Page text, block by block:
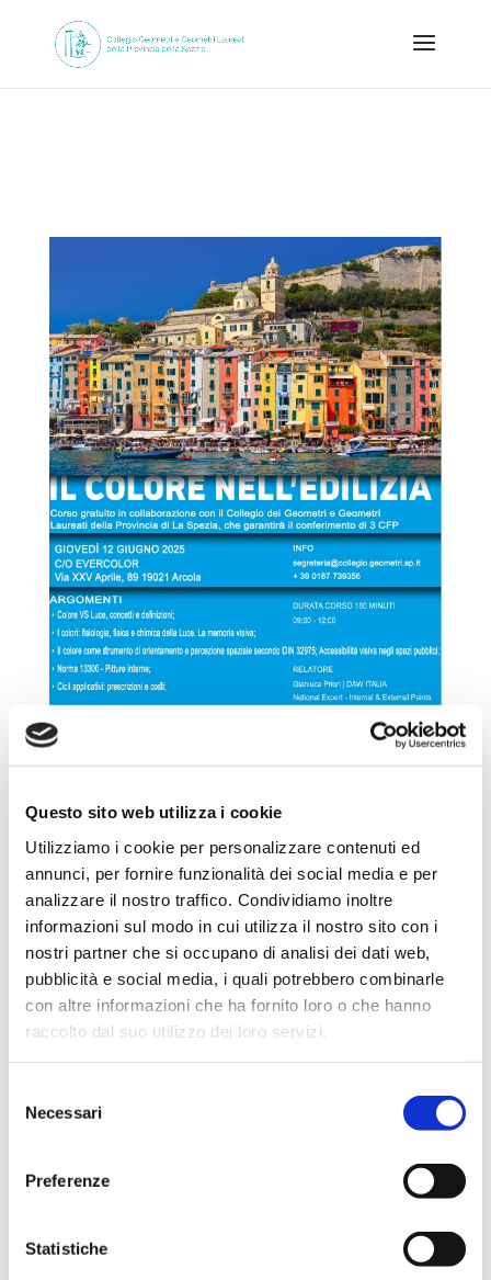
Questo sito web utilizza i cookie
Utilizziamo i cookie per personalizzare contenuti ed
annunci, per fornire funzionalità dei social media e per
analizzare il nostro traffico. Condividiamo inoltre
informazioni sul modo in cui utilizza il nostro sito con i
nostri partner che si occupano di analisi dei dati web,
pubblicità e social media, i quali potrebbero combinarle
con altre informazioni che ha fornito loro o che hanno
raccolto dal suo utilizzo dei loro servizi.
delNecessari
Preferenze
Statistiche
Il Colore nell’Edilizia
Articoli recenti
diventano “tecnici” sul campo
casa”_ 10 luglio dalle 14.30 alle 18.30